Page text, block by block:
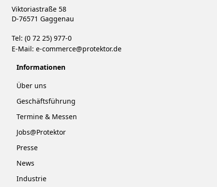
Viktoriastraße 58
D-76571 Gaggenau
Tel: (0 72 25) 977-0
E-Mail: e-commerce@protektor.de
Informationen
Über uns
Geschäftsführung
Termine & Messen
Jobs@Protektor
Presse
News
Industrie